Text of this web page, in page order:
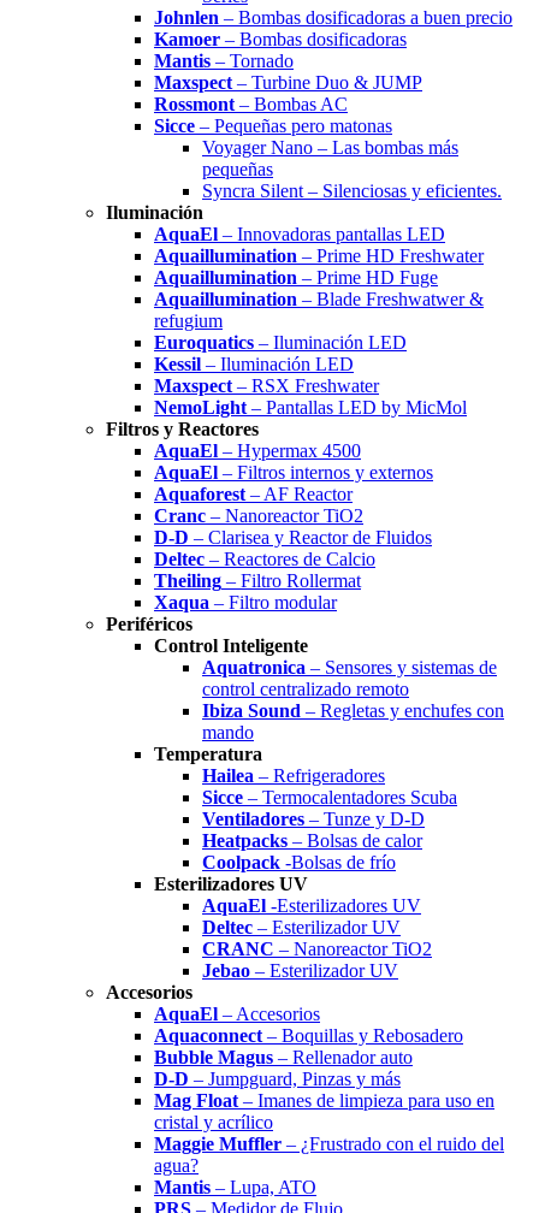
Johnlen – Bombas dosificadoras a buen precio
Kamoer – Bombas dosificadoras
Mantis – Tornado
Maxspect – Turbine Duo & JUMP
Rossmont – Bombas AC
Sicce – Pequeñas pero matonas
Voyager Nano – Las bombas más
pequeñas
Syncra Silent – Silenciosas y eficientes.
Iluminación
AquaEl – Innovadoras pantallas LED
Aquaillumination – Prime HD Freshwater
Aquaillumination – Prime HD Fuge
Aquaillumination – Blade Freshwatwer &
refugium
Euroquatics – Iluminación LED
Kessil – Iluminación LED
Maxspect – RSX Freshwater
NemoLight – Pantallas LED by MicMol
Filtros y Reactores
AquaEl – Hypermax 4500
AquaEl – Filtros internos y externos
Aquaforest – AF Reactor
Cranc – Nanoreactor TiO2
D-D – Clarisea y Reactor de Fluidos
Deltec – Reactores de Calcio
Theiling – Filtro Rollermat
Xaqua – Filtro modular
Periféricos
Control Inteligente
Aquatronica – Sensores y sistemas de
control centralizado remoto
Ibiza Sound – Regletas y enchufes con
mando
Temperatura
Hailea – Refrigeradores
Sicce – Termocalentadores Scuba
Ventiladores – Tunze y D-D
Heatpacks – Bolsas de calor
Coolpack -Bolsas de frío
Esterilizadores UV
AquaEl -Esterilizadores UV
Deltec – Esterilizador UV
CRANC – Nanoreactor TiO2
Jebao – Esterilizador UV
Accesorios
AquaEl – Accesorios
Aquaconnect – Boquillas y Rebosadero
Bubble Magus – Rellenador auto
D-D – Jumpguard, Pinzas y más
Mag Float – Imanes de limpieza para uso en
cristal y acrílico
Maggie Muffler – ¿Frustrado con el ruido del
agua?
Mantis – Lupa, ATO
PRS – Medidor de Flujo